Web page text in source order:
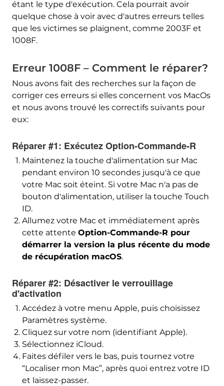
étant le type d'exécution. Cela pourrait avoir
quelque chose à voir avec d'autres erreurs telles
que les victimes se plaignent, comme 2003F et
1008F.
Erreur 1008F – Comment le réparer?
Nous avons fait des recherches sur la façon de
corriger ces erreurs si elles concernent vos MacOs
et nous avons trouvé les correctifs suivants pour
eux:
Réparer #1: Exécutez Option-Commande-R
Maintenez la touche d'alimentation sur Mac
pendant environ 10 secondes jusqu'à ce que
votre Mac soit éteint. Si votre Mac n'a pas de
bouton d'alimentation, utiliser la touche Touch
ID.
Allumez votre Mac et immédiatement après
cette attente Option-Commande-R pour
démarrer la version la plus récente du mode
de récupération macOS.
Réparer #2: Désactiver le verrouillage
d'activation
Accédez à votre menu Apple, puis choisissez
Paramètres système.
Cliquez sur votre nom (identifiant Apple).
Sélectionnez iCloud.
Faites défiler vers le bas, puis tournez votre
“Localiser mon Mac”, après quoi entrez votre ID
et laissez-passer.